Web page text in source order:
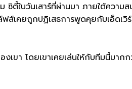
ในวันเสาร์ที่ผ่านมา ภายใต้ความ
เคยถูกปฏิเสธการพูดคุยกับเอ็ดเ
เขา โดยเขาเคยเล่นให้กับทีมนี้ม